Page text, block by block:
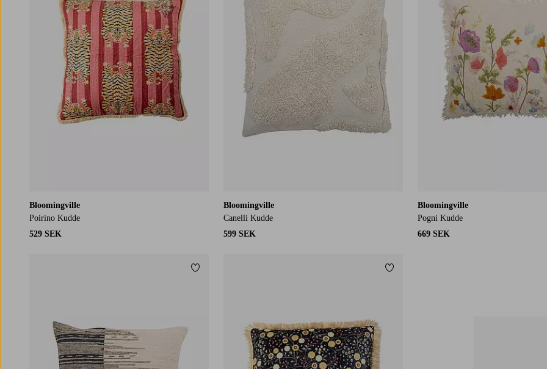
Bloomingville
Poirino Kudde
529 SEK
Bloomingville
Canelli Kudde
599 SEK
Bloomingville
Pogni Kudde
669 SEK
Lägg till i favoriter Lägg till i favoriter